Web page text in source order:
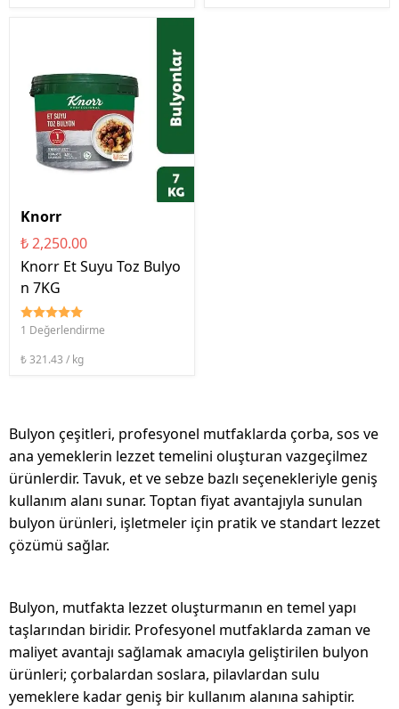
Knorr
₺ 2,250.00
Knorr Et Suyu Toz Bulyo
n 7KG
1 Değerlendirme
₺ 321.43 / kg
Bulyon çeşitleri, profesyonel mutfaklarda çorba, sos ve
ana yemeklerin lezzet temelini oluşturan vazgeçilmez
ürünlerdir. Tavuk, et ve sebze bazlı seçenekleriyle geniş
kullanım alanı sunar. Toptan fiyat avantajıyla sunulan
bulyon ürünleri, işletmeler için pratik ve standart lezzet
çözümü sağlar.
Bulyon, mutfakta lezzet oluşturmanın en temel yapı
taşlarından biridir. Profesyonel mutfaklarda zaman ve
maliyet avantajı sağlamak amacıyla geliştirilen bulyon
ürünleri; çorbalardan soslara, pilavlardan sulu
yemeklere kadar geniş bir kullanım alanına sahiptir.